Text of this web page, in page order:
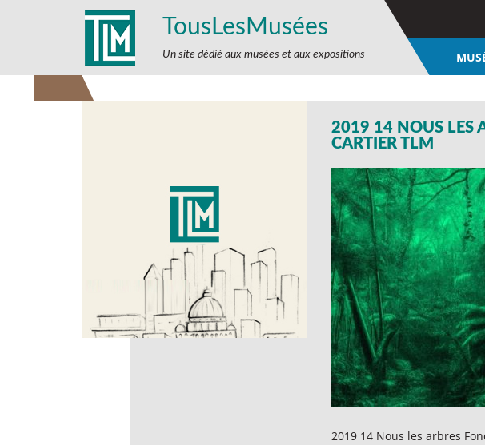
TousLesMusées
Un site dédié aux musées et aux expositions
2019 14 NOUS LES
CARTIER TLM
2019 14 Nous les arbres